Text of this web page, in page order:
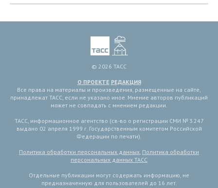
© 2026 ТАСС
О ПРОЕКТЕ РЕДАКЦИЯ
Все права на материалы и произведения, размещенные на сайте,
принадлежат ТАСС, если не указано иное. Мнение авторов публикаций
может не совпадать с мнением редакции.
ТАСС, информационное агентство (св-во о регистрации СМИ № 3 247
выдано 02 апреля 1999 г. Государственным комитетом Российской
Федерации по печати).
Политика обработки персональных данных, Политика обработки
персональных данных ТАСС
Отдельные публикации могут содержать информацию, не
предназначенную для пользователей до 16 лет.